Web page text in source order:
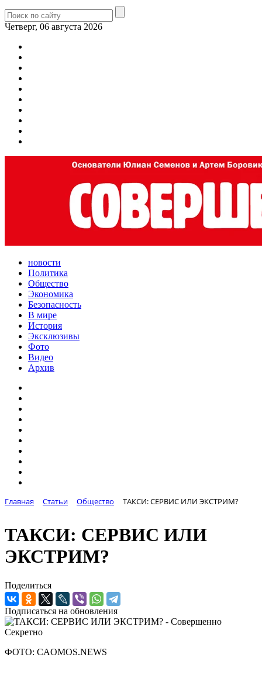
Четверг, 06 августа 2026
новости
Политика
Общество
Экономика
Безопасность
В мире
История
Эксклюзивы
Фото
Видео
Архив
Главная Статьи Общество ТАКСИ: СЕРВИС ИЛИ ЭКСТРИМ?
ТАКСИ: СЕРВИС ИЛИ
ЭКСТРИМ?
Поделиться
Подписаться на обновления
ФОТО: CAOMOS.NEWS